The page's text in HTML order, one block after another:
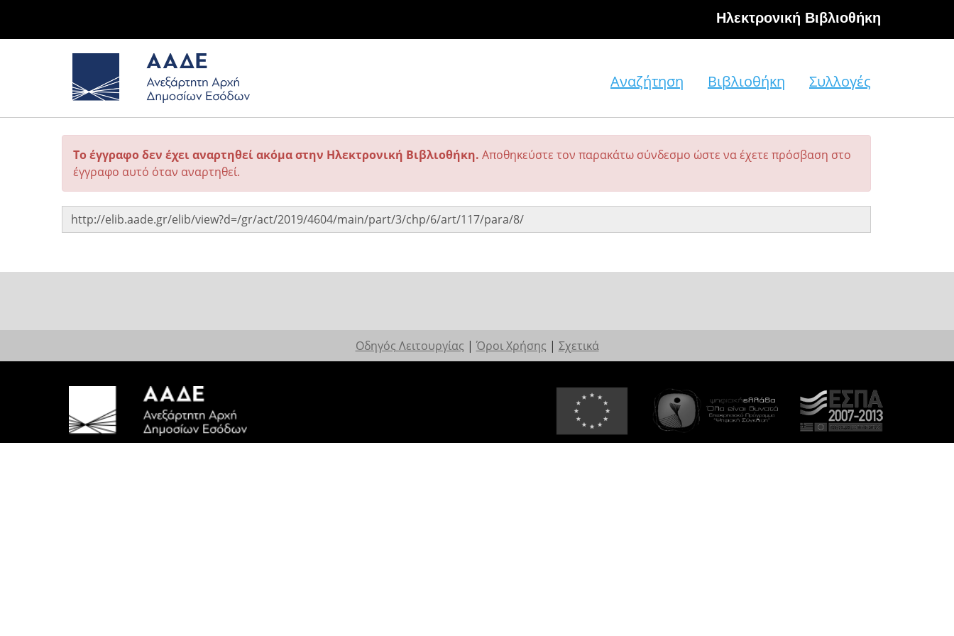
Hλεκτρονική Βιβλιοθήκη
Αναζήτηση Βιβλιοθήκη Συλλογές
Το έγγραφο δεν έχει αναρτηθεί ακόμα στην Ηλεκτρονική Βιβλιοθήκη. Αποθηκεύστε τον παρακάτω σύνδεσμο ώστε να έχετε πρόσβαση στο
έγγραφο αυτό όταν αναρτηθεί.
Οδηγός Λειτουργίας | Όροι Χρήσης | Σχετικά